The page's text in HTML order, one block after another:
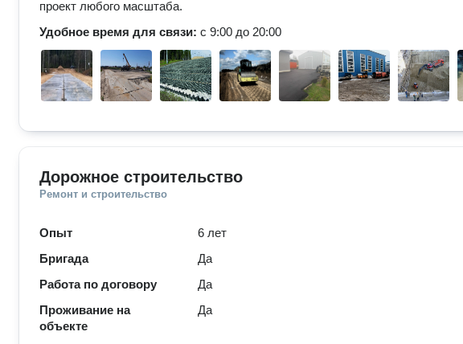
проект любого масштаба.
Удобное время для связи: с 9:00 до 20:00
Дорожное строительство
Ремонт и строительство
Опыт
6 лет
Бригада
Да
Работа по договору
Да
Проживание на
объекте
Да